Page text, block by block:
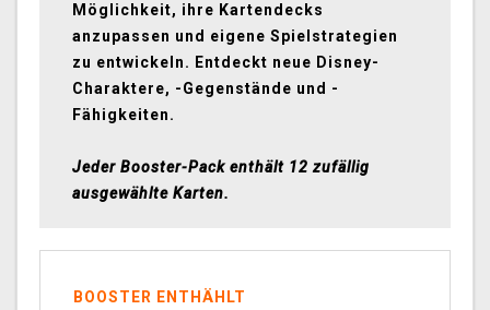
Möglichkeit, ihre Kartendecks
anzupassen und eigene Spielstrategien
zu entwickeln. Entdeckt neue Disney-
Charaktere, -Gegenstände und -
Fähigkeiten.
Jeder Booster-Pack enthält 12 zufällig
ausgewählte Karten.
BOOSTER ENTHÄHLT